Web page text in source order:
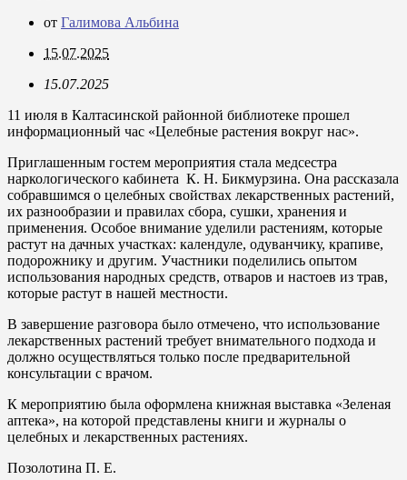
от Галимова Альбина
15.07.2025
15.07.2025
11 июля в Калтасинской районной библиотеке прошел
информационный час «Целебные растения вокруг нас».
Приглашенным гостем мероприятия стала медсестра
наркологического кабинета К. Н. Бикмурзина. Она рассказала
собравшимся о целебных свойствах лекарственных растений,
их разнообразии и правилах сбора, сушки, хранения и
применения. Особое внимание уделили растениям, которые
растут на дачных участках: календуле, одуванчику, крапиве,
подорожнику и другим. Участники поделились опытом
использования народных средств, отваров и настоев из трав,
которые растут в нашей местности.
В завершение разговора было отмечено, что использование
лекарственных растений требует внимательного подхода и
должно осуществляться только после предварительной
консультации с врачом.
К мероприятию была оформлена книжная выставка «Зеленая
аптека», на которой представлены книги и журналы о
целебных и лекарственных растениях.
Позолотина П. Е.